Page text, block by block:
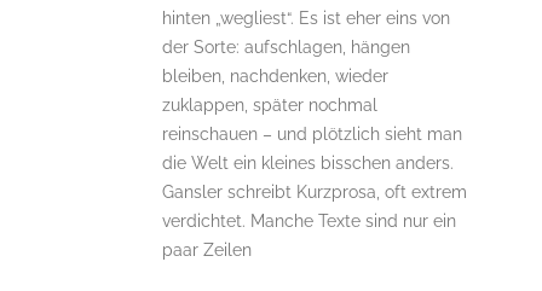
hinten „wegliest“. Es ist eher eins von
der Sorte: aufschlagen, hängen
bleiben, nachdenken, wieder
zuklappen, später nochmal
reinschauen – und plötzlich sieht man
die Welt ein kleines bisschen anders.
Gansler schreibt Kurzprosa, oft extrem
verdichtet. Manche Texte sind nur ein
paar Zeilen